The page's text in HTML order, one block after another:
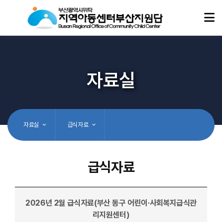
자료실
자료실 급식자료
급식자료
2026년 2월 급식자료(부산 동구 어린이·사회복지급식관
리지원센터)